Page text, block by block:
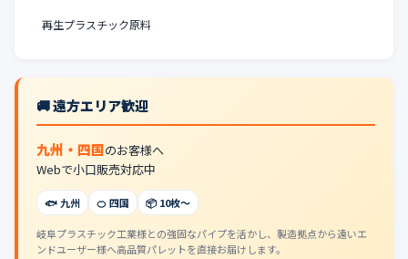
再生プラスチック原料
🚚 遠方エリア歓迎
九州・四国のお客様へ
Webで小口販売対応中
🐟 九州 🍊 四国 📦 10枚〜
岐阜プラスチック工業様との強固なパイプを活かし、製造拠点から遠いエ
ンドユーザー様へ高品質パレットを直接お届けします。